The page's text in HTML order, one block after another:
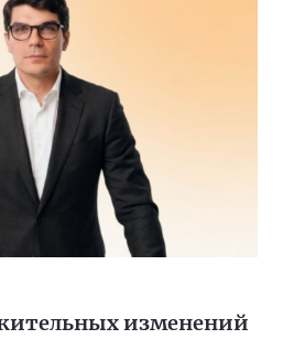
изменений